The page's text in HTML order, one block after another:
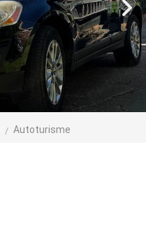
Autoturisme